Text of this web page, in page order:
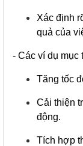
Xác định
quả của
- Các ví dụ mục
Tăng tốc
Cải thiện
động.
Tích hợp